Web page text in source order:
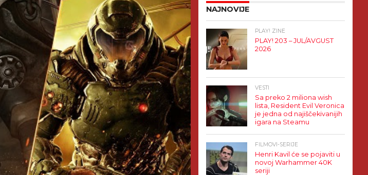
NAJNOVIJE
PLAY! ZINE
PLAY! 203 – JUL/AVGUST
2026
VESTI
Sa preko 2 miliona wish
lista, Resident Evil Veronica
je jedna od najiščekivanijih
igara na Steamu
FILMOVI-SERIJE
Henri Kavil će se pojaviti u
novoj Warhammer 40K
seriji